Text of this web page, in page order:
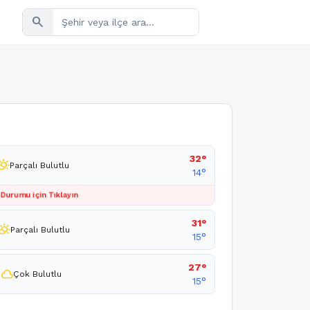
search
Parçalı Bulutlu
32°
14°
için Tıklayın
Parçalı Bulutlu
31°
15°
cloudÇok Bulutlu
27°
15°